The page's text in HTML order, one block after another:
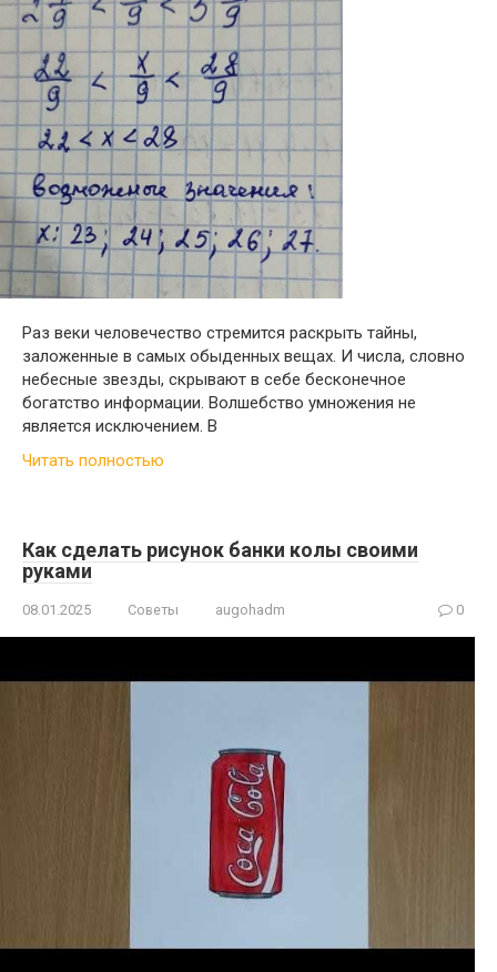
Раз веки человечество стремится раскрыть тайны,
заложенные в самых обыденных вещах. И числа, словно
небесные звезды, скрывают в себе бесконечное
богатство информации. Волшебство умножения не
является исключением. В
Читать полностью
Как сделать рисунок банки колы своими
руками
08.01.2025 Советы augohadm 0